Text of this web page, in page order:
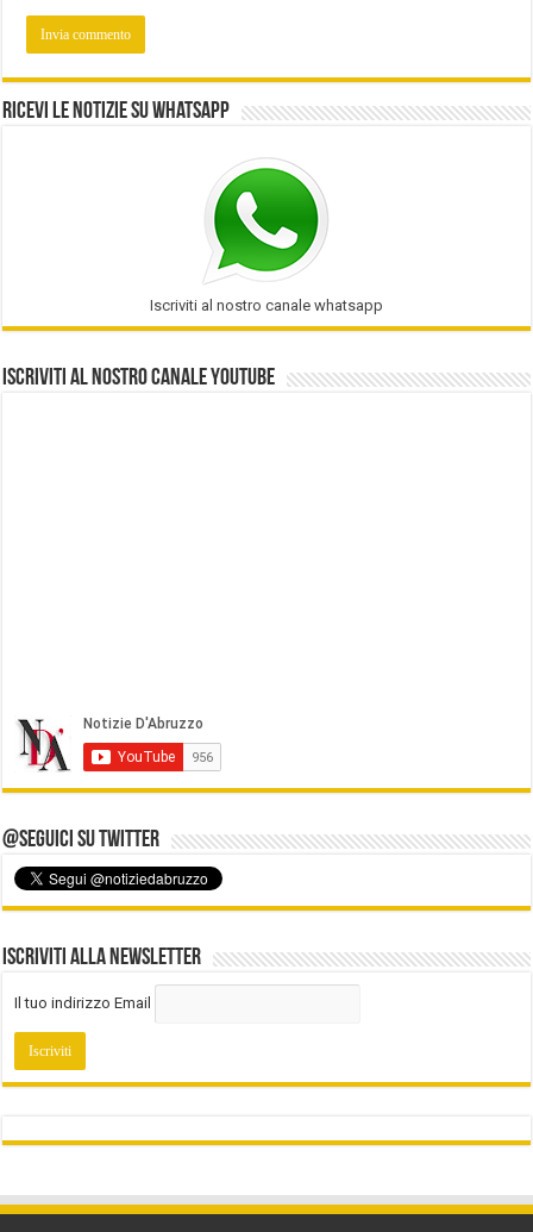
Ricevi le notizie su Whatsapp
Iscriviti al nostro canale whatsapp
Iscriviti al nostro Canale Youtube
@Seguici su Twitter
Iscriviti alla Newsletter
Il tuo indirizzo Email